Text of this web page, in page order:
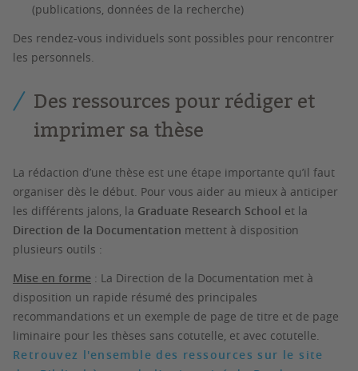
(publications, données de la recherche)
Des rendez-vous individuels sont possibles pour rencontrer
les personnels.
Des ressources pour rédiger et
imprimer sa thèse
La rédaction d’une thèse est une étape importante qu’il faut
organiser dès le début. Pour vous aider au mieux à anticiper
les différents jalons, la Graduate Research School et la
Direction de la Documentation mettent à disposition
plusieurs outils :
Mise en forme : La Direction de la Documentation met à
disposition un rapide résumé des principales
recommandations et un exemple de page de titre et de page
liminaire pour les thèses sans cotutelle, et avec cotutelle.
Retrouvez l'ensemble des ressources sur le site